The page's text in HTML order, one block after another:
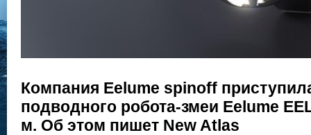
Компания Eelume spinoff
подводного робота-змеи Eelume
м. Об этом пишет New Atlas